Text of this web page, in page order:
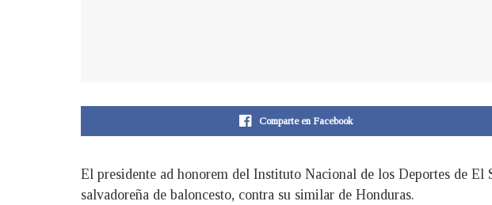
Comparte en Facebook
El presidente ad honorem del Instituto Nacional de los Deportes de
salvadoreña de baloncesto, contra su similar de Honduras.